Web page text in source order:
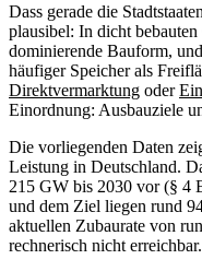
Dass gerade die
plausibel: In dicht
dominierende Bauform,
häufiger Speicher als
Direktvermarktung oder
Einordnung: Ausbauziele
Die vorliegenden Daten
Leistung in Deutschland.
215 GW bis 2030 vor (§ 4
und dem Ziel liegen rund
aktuellen Zubaurate von
rechnerisch nicht erreichbar.